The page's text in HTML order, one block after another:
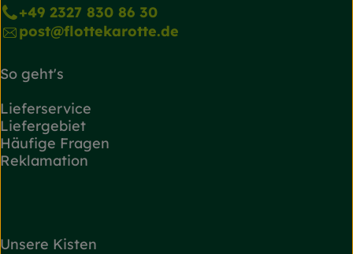
+49 2327 830 86 30
post@flottekarotte.de
So geht's
Lieferservice
Liefergebiet
Häufige Fragen
Reklamation
Unsere Kisten